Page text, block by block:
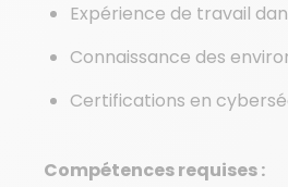
Expérience de travail
Connaissance des
Certifications en
Compétences requises :